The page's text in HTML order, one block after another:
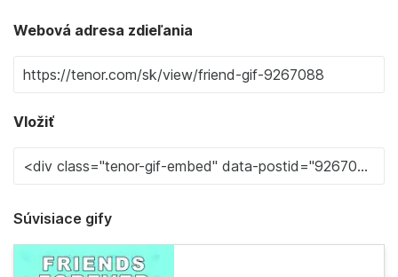
Webová adresa zdieľania
Vložiť
Súvisiace gify